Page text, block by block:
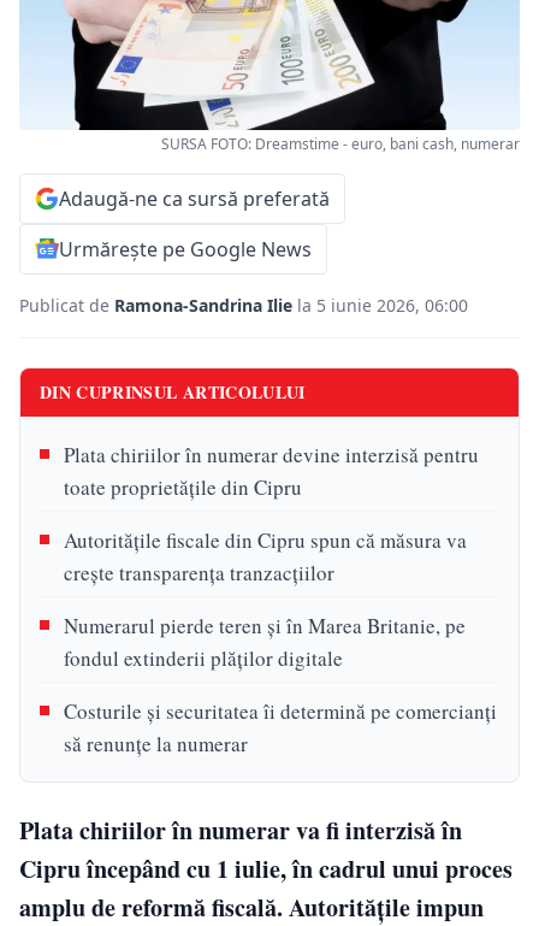
SURSA FOTO: Dreamstime - euro, bani cash, numerar
Adaugă-ne ca sursă preferată
Urmărește pe Google News
Publicat de Ramona-Sandrina Ilie la 5 iunie 2026, 06:00
DIN CUPRINSUL ARTICOLULUI
Plata chiriilor în numerar devine interzisă pentru
toate proprietățile din Cipru
Autoritățile fiscale din Cipru spun că măsura va
crește transparența tranzacțiilor
Numerarul pierde teren și în Marea Britanie, pe
fondul extinderii plăților digitale
Costurile și securitatea îi determină pe comercianți
să renunțe la numerar
Plata chiriilor în numerar va fi interzisă în
Cipru începând cu 1 iulie, în cadrul unui proces
amplu de reformă fiscală. Autoritățile impun